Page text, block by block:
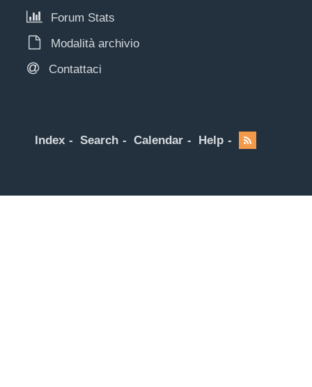
Forum Stats
Modalità archivio
Contattaci
Index Search Calendar Help